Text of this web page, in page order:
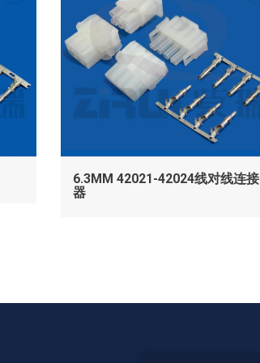
查看
6.3MM 42021-42024线对线连接
器